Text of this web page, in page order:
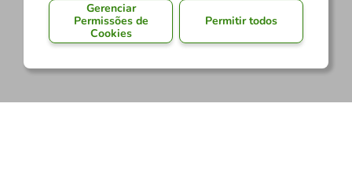
Gerenciar
Permissões de
Cookies
Permitir todos